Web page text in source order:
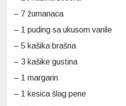
– 7 žumanaca
– 1 puding sa ukusom vanile
– 5 kašika brašna
– 3 kašike gustina
– 1 margarin
– 1 kesica šlag pene